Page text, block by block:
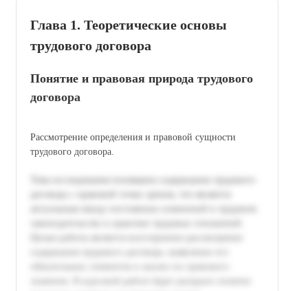
Глава 1. Теоретические основы
трудового договора
Понятие и правовая природа трудового
договора
Рассмотрение определения и правовой сущности
трудового договора.